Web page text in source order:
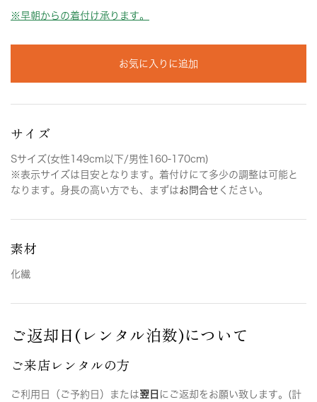
※早朝からの着付け承ります。
お気に入りに追加
サイズ
Sサイズ(女性149cm以下/男性160-170cm)
※表示サイズは目安となります。着付けにて多少の調整は可能と
なります。身長の高い方でも、まずはお問合せ ください。
素材
化繊
ご返却日(レンタル泊数)について
ご来店レンタルの方
ご利用日（ご予約日）または翌日 にご返却をお願い致します。(計